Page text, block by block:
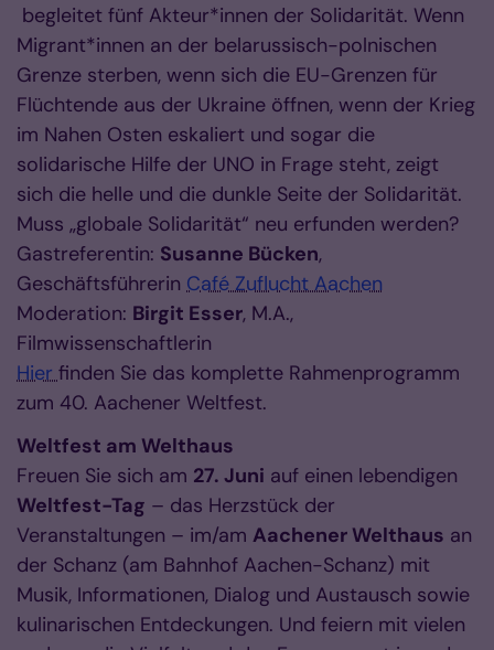
begleitet fünf Akteur*innen der Solidarität. Wenn
Migrant*innen an der belarussisch-polnischen
Grenze sterben, wenn sich die EU-Grenzen für
Flüchtende aus der Ukraine öffnen, wenn der Krieg
im Nahen Osten eskaliert und sogar die
solidarische Hilfe der UNO in Frage steht, zeigt
sich die helle und die dunkle Seite der Solidarität.
Muss „globale Solidarität“ neu erfunden werden?
Gastreferentin: Susanne Bücken,
Geschäftsführerin Café Zuflucht Aachen
Moderation: Birgit Esser, M.A.,
Filmwissenschaftlerin
Hier finden Sie das komplette Rahmenprogramm
zum 40. Aachener Weltfest.
Weltfest am Welthaus
Freuen Sie sich am 27. Juni auf einen lebendigen
Weltfest-Tag – das Herzstück der
Veranstaltungen – im/am Aachener Welthaus an
der Schanz (am Bahnhof Aachen-Schanz) mit
Musik, Informationen, Dialog und Austausch sowie
kulinarischen Entdeckungen. Und feiern mit vielen